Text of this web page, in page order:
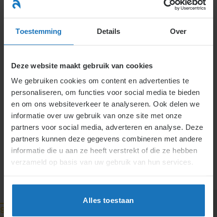
Toestemming Details Over
Deze website maakt gebruik van cookies
We gebruiken cookies om content en advertenties te
personaliseren, om functies voor social media te bieden
en om ons websiteverkeer te analyseren. Ook delen we
informatie over uw gebruik van onze site met onze
partners voor social media, adverteren en analyse. Deze
partners kunnen deze gegevens combineren met andere
informatie die u aan ze heeft verstrekt of die ze hebben
verzameld op basis van uw gebruik van hun services.
Alles toestaan
naar
inhoud
CATEGORIE
ARCHIEVEN:
NIEUWS